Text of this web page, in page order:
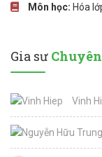
Môn học: Hóa
Gia sư
Vinh